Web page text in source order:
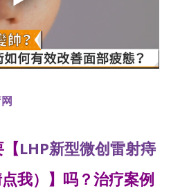
LHP新型微创雷射痔
我）】吗？治疗案例